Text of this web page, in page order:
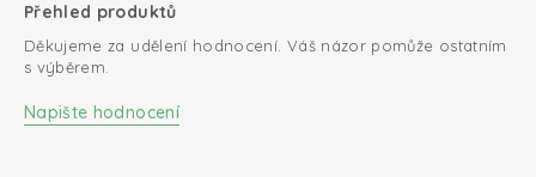
Přehled produktů
Děkujeme za udělení hodnocení. Váš názor pomůže ostatním
s výběrem.
Napište hodnocení